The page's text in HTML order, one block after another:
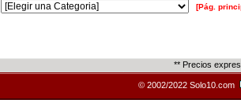
[Pág.
** Precios
© 2002/2022 Solo10.com